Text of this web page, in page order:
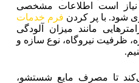
نیاز است اطلاعات مشخصی
شود. با پر کردن فرم خدمات
مانند میزان آلودگی
ظرفیت نیروگاه، نوع سازه و
تا مصرف مایع شستشو،